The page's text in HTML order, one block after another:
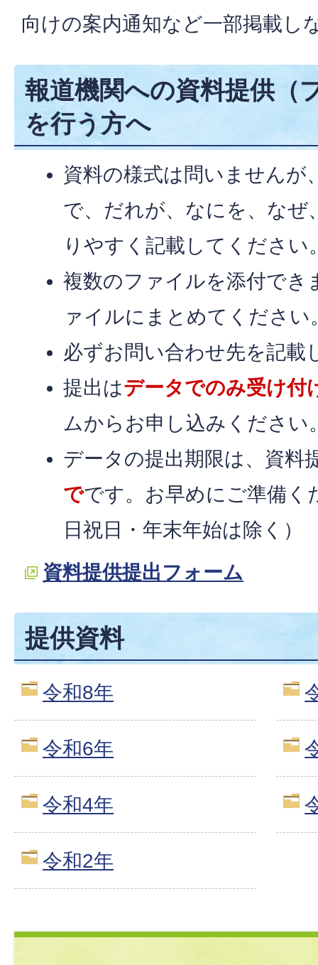
向けの案内通知など一部掲載し
報道機関への資料提供（
を行う方へ
資料の様式は問いませんが
で、だれが、なにを、なぜ
りやすく記載してください
複数のファイルを添付でき
ァイルにまとめてください
必ずお問い合わせ先を記載
提出はデータでのみ受け付
ムからお申し込みください
データの提出期限は、資料
でです。お早めにご準備く
日祝日・年末年始は除く）
資料提供提出フォーム
提供資料
令和8年
令和6年
令和4年
令和2年